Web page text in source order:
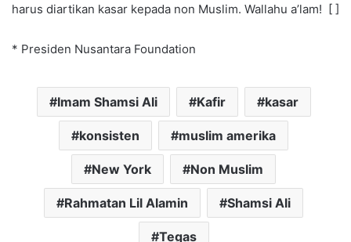
harus diartikan kasar kepada non Muslim. Wallahu a’lam! [ ]
* Presiden Nusantara Foundation
Imam Shamsi Ali Kafir kasar
konsisten muslim amerika
New York Non Muslim
Rahmatan Lil Alamin Shamsi Ali
Tegas